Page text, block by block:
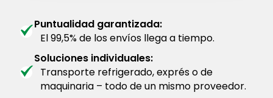
Puntualidad garantizada:
El 99,5% de los envíos llega a tiempo.
Soluciones individuales:
Transporte refrigerado, exprés o de
maquinaria – todo de un mismo proveedor.